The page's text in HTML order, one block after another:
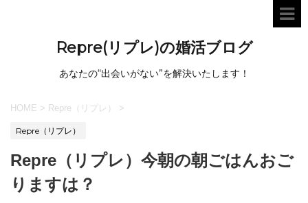
Repre(リプレ)の婚活ブログ
あなたの“出会いがない”を解決いたします！
HOME > Repre（リプレ） >
Repre（リプレ）
Repre（リプレ）今朝の朝ごはんおご
りますは？